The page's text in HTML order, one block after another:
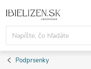
na
obsah
Podprsenky